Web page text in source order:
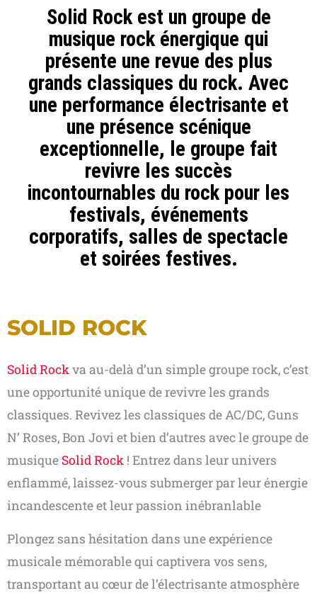
Solid Rock est un groupe de
musique rock énergique qui
présente une revue des plus
grands classiques du rock. Avec
une performance électrisante et
une présence scénique
exceptionnelle, le groupe fait
revivre les succès
incontournables du rock pour les
festivals, événements
corporatifs, salles de spectacle
et soirées festives.
SOLID ROCK
Solid Rockva au-delà d’un simple groupe rock, c’est
une opportunité unique de revivre les grands
classiques. Revivez les classiques de AC/DC, Guns
N’ Roses, Bon Jovi et bien d’autres avec le groupe de
musique Solid Rock ! Entrez dans leur univers
enflammé, laissez-vous submerger par leur énergie
incandescente et leur passion inébranlable
Plongez sans hésitation dans une expérience
musicale mémorable qui captivera vos sens,
transportant au cœur de l’électrisante atmosphère